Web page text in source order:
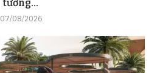
tương...
07/08/2026